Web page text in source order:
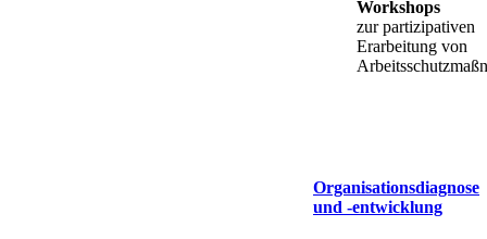
Workshops
zur partizipativen
Erarbeitung von
Organisationsdiagnose
und -entwicklung